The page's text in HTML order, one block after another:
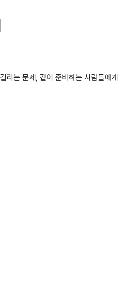
리는 문제, 같이 준비하는 사람들에게